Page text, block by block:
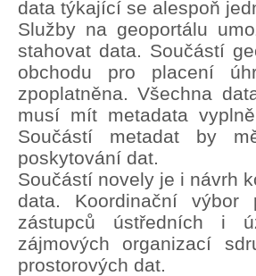
data týkající se alespoň
Služby na geoportálu
stahovat data. Součástí
obchodu pro placení
zpoplatněna. Všechna
musí mít metadata
Součástí metadat by
poskytování dat.
Součástí novely je i návrh
data. Koordinační
zástupců ústředních i
zájmových organizací
prostorových dat.